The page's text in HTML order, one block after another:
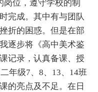
位，遵守学校的制
完成。其中有与团队
折的困惑。但是在部
逐步将《高中美术鉴
记录，认真备课、授
年级7、8、13、14班
的亮点及不足。在日